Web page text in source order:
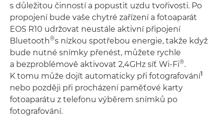
s důležitou činností a popustit uzdu tvořivosti. Po
propojení bude vaše chytré zařízení a fotoaparát
EOS R10 udržovat neustále aktivní připojení
Bluetooth®s nízkou spotřebou energie, takže když
bude nutné snímky přenést, můžete rychle
a bezproblémově aktivovat 2,4GHz síť Wi-Fi®.
K tomu může dojít automaticky při fotografování1
nebo později při procházení paměťové karty
fotoaparátu z telefonu výběrem snímků po
fotografování.